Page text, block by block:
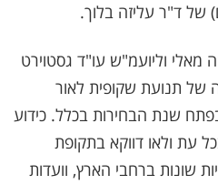
וליועמ"ש עו"ד גסטוירט
של תנועת שקופית לאור
שנת הבחירות בכלל. כידוע
עת ולאו דווקא בתקופת
שונות ברחבי הארץ, וועדות